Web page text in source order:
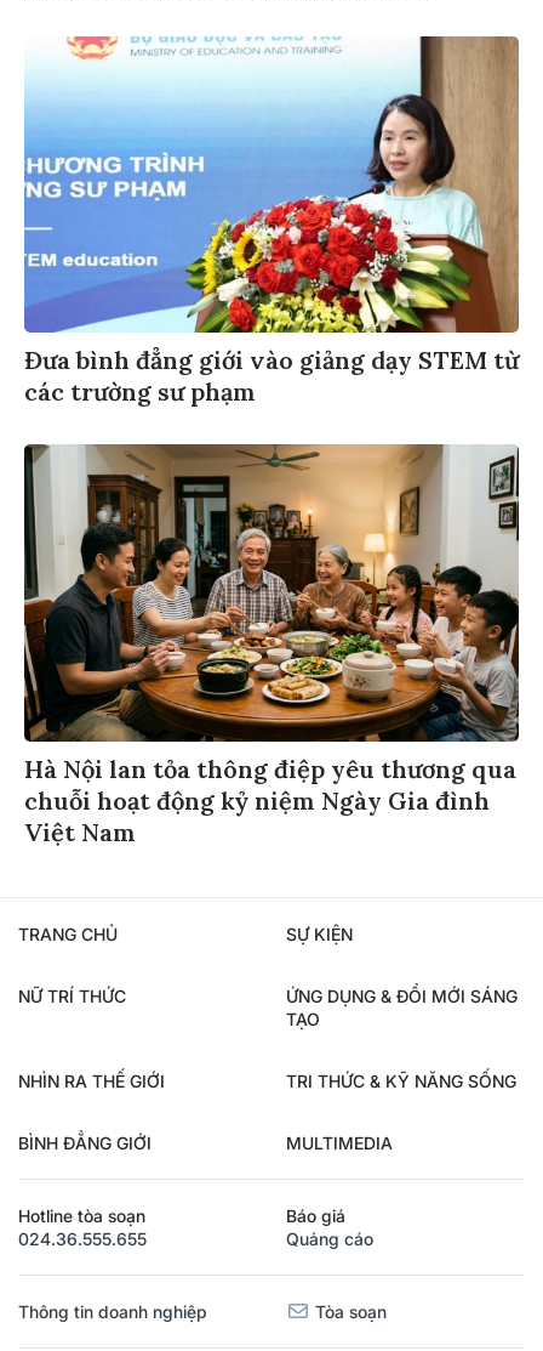
Đưa bình đẳng giới vào giảng dạy STEM từ
các trường sư phạm
Hà Nội lan tỏa thông điệp yêu thương qua
chuỗi hoạt động kỷ niệm Ngày Gia đình
Việt Nam
TRANG CHỦ SỰ KIỆN
NỮ TRÍ THỨC
ỨNG DỤNG & ĐỔI MỚI SÁNG
TẠO
NHÌN RA THẾ GIỚI TRI THỨC & KỸ NĂNG SỐNG
BÌNH ĐẲNG GIỚI MULTIMEDIA
Hotline tòa soạn
024.36.555.655
Báo giá
Quảng cáo
Thông tin doanh nghiệp Tòa soạn